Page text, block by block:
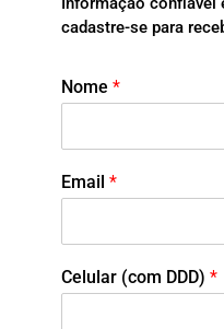
cadastre-se para
Nome *
Email *
Celular (com DDD) *